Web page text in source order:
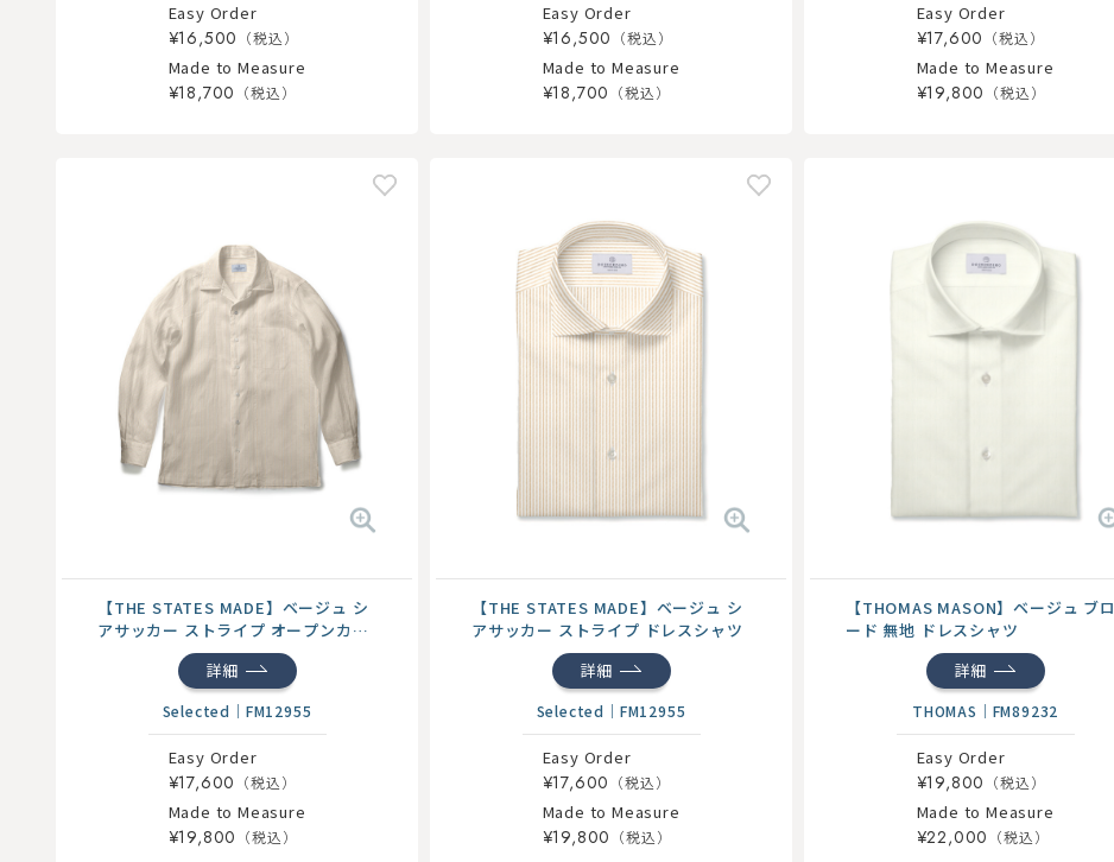
Easy Order
¥16,500
Made to Measure
¥18,700
Easy Order
¥16,500
Made to Measure
¥18,700
Easy Order
¥17,600
Made to Measure
¥19,800
【THE STATES MADE】ベージュ シ
アサッカー ストライプ オープンカラ
詳細
Selected ｜ FM12955
Easy Order
¥17,600
Made to Measure
¥19,800
【THE STATES MADE】ベージュ シ
アサッカー ストライプ ドレスシャツ
詳細
Selected ｜ FM12955
Easy Order
¥17,600
Made to Measure
¥19,800
【THOMAS MASON】ベージュ ブロ
ード 無地 ドレスシャツ
詳細
THOMAS ｜ FM89232
Easy Order
¥19,800
Made to Measure
¥22,000